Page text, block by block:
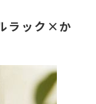
ラック×か